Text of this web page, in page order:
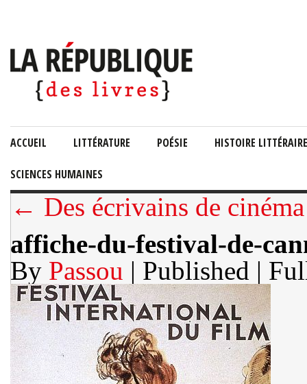
ACCUEIL LITTÉRATURE POÉSIE HISTOIRE LITTÉRAIRE
SCIENCES HUMAINES
← Des écrivains de cinéma
affiche-du-festival-de-
By Passou | Published |